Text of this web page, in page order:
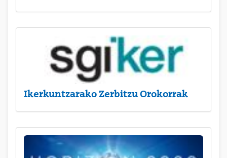
Ikerkuntzarako Zerbitzu Orokorrak